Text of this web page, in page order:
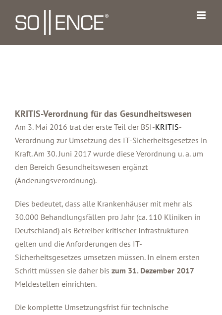
Inhalt
springen
KRITIS-Verordnung für das Gesundheitswesen
Am 3. Mai 2016 trat der erste Teil der BSI-KRITIS-
Verordnung zur Umsetzung des IT-Sicherheitsgesetzes in
Kraft. Am 30. Juni 2017 wurde diese Verordnung u. a. um
den Bereich Gesundheitswesen ergänzt
(Änderungsverordnung).
Dies bedeutet, dass alle Krankenhäuser mit mehr als
30.000 Behandlungsfällen pro Jahr (ca. 110 Kliniken in
Deutschland) als Betreiber kritischer Infrastrukturen
gelten und die Anforderungen des IT-
Sicherheitsgesetzes umsetzen müssen. In einem ersten
Schritt müssen sie daher bis zum 31. Dezember 2017
Meldestellen einrichten.
Die komplette Umsetzungsfrist für technische